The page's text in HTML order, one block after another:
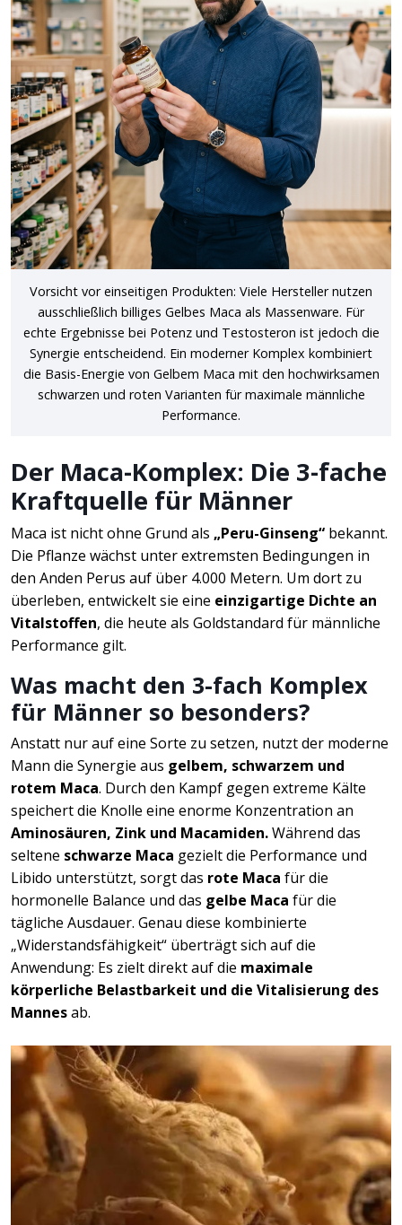
Vorsicht vor einseitigen Produkten: Viele Hersteller nutzen
ausschließlich billiges Gelbes Maca als Massenware. Für
echte Ergebnisse bei Potenz und Testosteron ist jedoch die
Synergie entscheidend. Ein moderner Komplex kombiniert
die Basis-Energie von Gelbem Maca mit den hochwirksamen
schwarzen und roten Varianten für maximale männliche
Performance.
Der Maca-Komplex: Die 3-fache
Kraftquelle für Männer
Maca ist nicht ohne Grund als „Peru-Ginseng“ bekannt.
Die Pflanze wächst unter extremsten Bedingungen in
den Anden Perus auf über 4.000 Metern. Um dort zu
überleben, entwickelt sie eine einzigartige Dichte an
Vitalstoffen, die heute als Goldstandard für männliche
Performance gilt.
Was macht den 3-fach Komplex
für Männer so besonders?
Anstatt nur auf eine Sorte zu setzen, nutzt der moderne
Mann die Synergie aus gelbem, schwarzem und
rotem Maca. Durch den Kampf gegen extreme Kälte
speichert die Knolle eine enorme Konzentration an
Aminosäuren, Zink und Macamiden.Während das
seltene schwarze Maca gezielt die Performance und
Libido unterstützt, sorgt das rote Maca für die
hormonelle Balance und das gelbe Maca für die
tägliche Ausdauer. Genau diese kombinierte
„Widerstandsfähigkeit“ überträgt sich auf die
Anwendung: Es zielt direkt auf die maximale
körperliche Belastbarkeit und die Vitalisierung des
Mannesab.